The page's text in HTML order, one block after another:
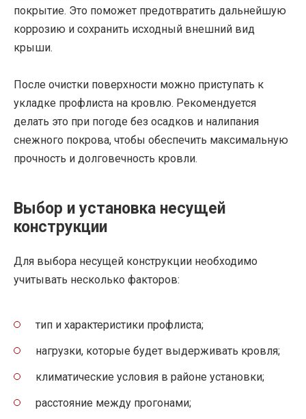
покрытие. Это поможет предотвратить дальнейшую
коррозию и сохранить исходный внешний вид
крыши.
После очистки поверхности можно приступать к
укладке профлиста на кровлю. Рекомендуется
делать это при погоде без осадков и налипания
снежного покрова, чтобы обеспечить максимальную
прочность и долговечность кровли.
Выбор и установка несущей
конструкции
Для выбора несущей конструкции необходимо
учитывать несколько факторов:
тип и характеристики профлиста;
нагрузки, которые будет выдерживать кровля;
климатические условия в районе установки;
расстояние между прогонами;